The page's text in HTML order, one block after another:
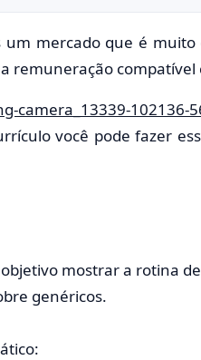
um mercado que é
remuneração compatível
você pode fazer
mostrar a rotina
genéricos.